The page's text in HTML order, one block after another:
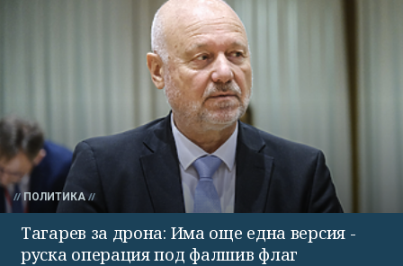
ПОЛИТИКА
Тагарев за дрона: Има още една версия -
руска операция под фалшив флаг